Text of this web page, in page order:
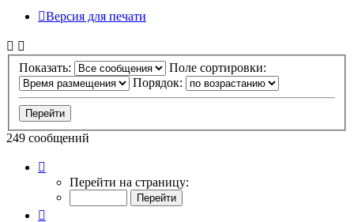
Версия для печати
Показать:
Поле сортировки:
Порядок:
249 сообщений
10
Перейти на страницу: